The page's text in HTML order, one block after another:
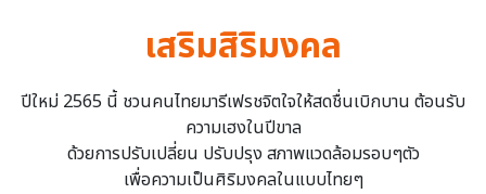
เสริมสิริมงคล
ปีใหม่ 2565 นี้ ชวนคนไทยมารีเฟรชจิตใจให้สดชื่นเบิกบาน ต้อนรับ
ความเฮงในปีขาล
ด้วยการปรับเปลี่ยน ปรับปรุง สภาพแวดล้อมรอบๆตัว
เพื่อความเป็นศิริมงคลในแบบไทยๆ